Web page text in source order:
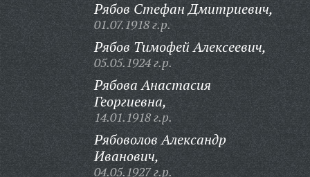
Рябов Стефан Дмитриевич,
01.07.1918 г.р.
Рябов Тимофей Алексеевич,
05.05.1924 г.р.
Рябова Анастасия
Георгиевна,
14.01.1918 г.р.
Рябоволов Александр
Иванович,
04.05.1927 г.р.